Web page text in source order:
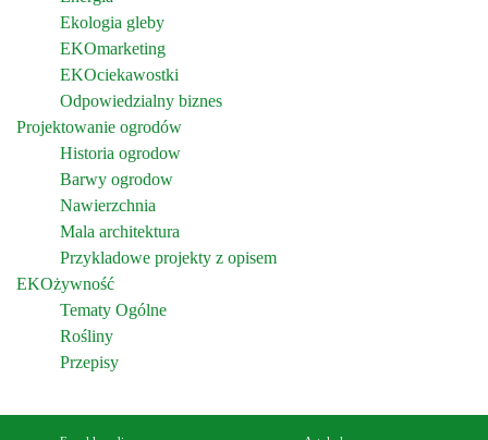
Ekologia gleby
EKOmarketing
EKOciekawostki
Odpowiedzialny biznes
Projektowanie ogrodów
Historia ogrodow
Barwy ogrodow
Nawierzchnia
Mala architektura
Przykladowe projekty z opisem
EKOżywność
Tematy Ogólne
Rośliny
Przepisy